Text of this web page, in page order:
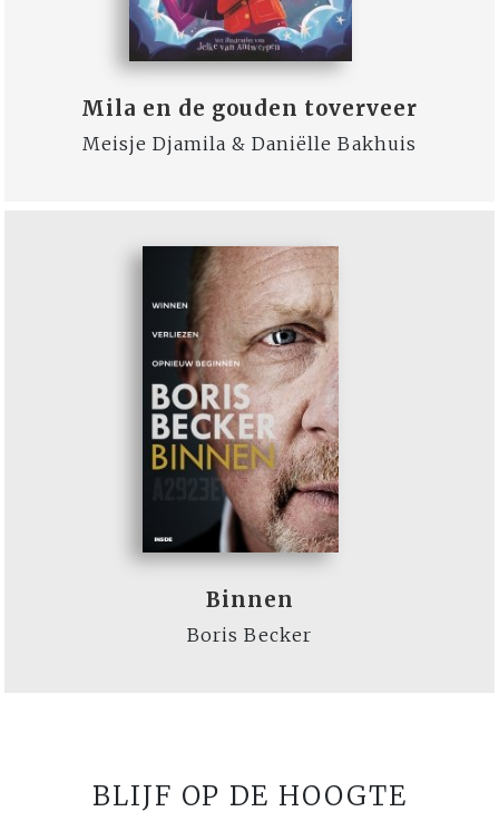
Mila en de gouden toverveer
Meisje Djamila & Daniëlle Bakhuis
Binnen
Boris Becker
BLIJF OP DE HOOGTE